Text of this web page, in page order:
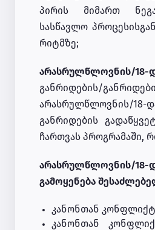
პირის მიმართ
სასწავლო
რიტმზე;
არასრულწლოვნის/18-
განრიდების/
არასრულწლოვნის/
განრიდების
ჩართვას პროგრამაში,
არასრულწლოვნის/18-
გამოყენება
კანონთან
კანონთან